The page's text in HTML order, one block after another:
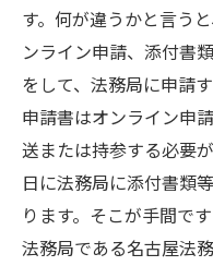
す。何が違うかと言う
ンライン申請、添付書
をして、法務局に申請
申請書はオンライン申
送または持参する必要
日に法務局に添付書類
ります。そこが手間で
法務局である名古屋法